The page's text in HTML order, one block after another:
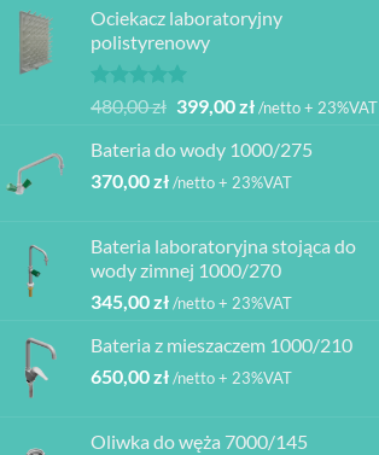
Ociekacz laboratoryjny
polistyrenowy
Oceniono
na 5
480,00zł Pierwotna
wynosiła:
480,00 zł.
399,00złAktualna
wynosi:
399,00 zł.
/netto + 23%VAT
Bateria do wody 1000/275
370,00zł/netto + 23%VAT
Bateria laboratoryjna stojąca do
wody zimnej 1000/270
345,00zł/netto + 23%VAT
Bateria z mieszaczem 1000/210
650,00zł/netto + 23%VAT
Oliwka do węża 7000/145